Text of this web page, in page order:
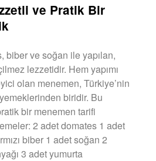
ve Pratik Bir
biber ve soğan ile yapılan,
lezzetidir. Hem yapımı
olan menemen, Türkiye’nin
biridir. Bu
bir menemen tarifi
2 adet domates 1 adet
biber 1 adet soğan 2
3 adet yumurta